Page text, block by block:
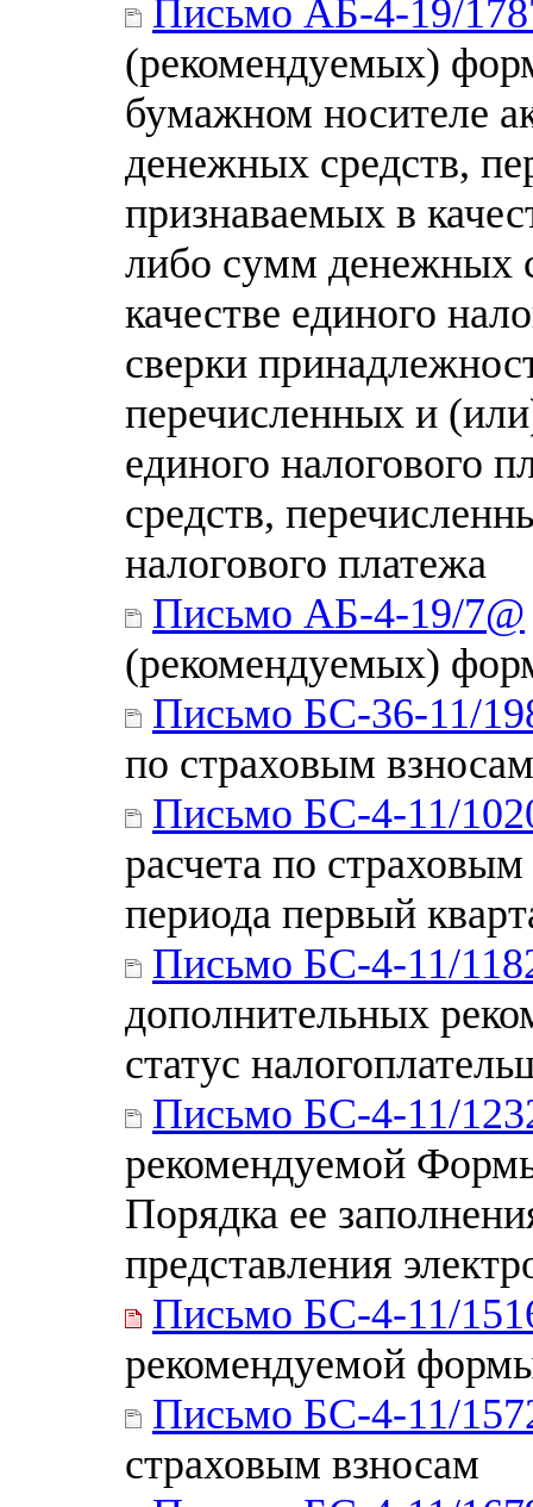
Письмо АБ-4-19/
(рекомендуемых)
бумажном носителе
денежных средств,
признаваемых в
либо сумм денежных
качестве единого
сверки
перечисленных и
единого налогового
средств,
налогового платежа
Письмо АБ-4-19/7@
(рекомендуемых)
Письмо БС-36-11/
по страховым взносам
Письмо БС-4-11/
расчета по
периода первый
Письмо БС-4-11/
дополнительных
статус
Письмо БС-4-11/
рекомендуемой
Порядка ее
представления
Письмо БС-4-11/
рекомендуемой
Письмо БС-4-11/
страховым взносам